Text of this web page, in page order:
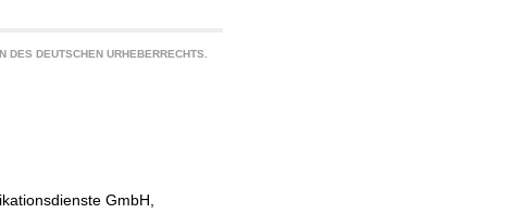
DES DEUTSCHEN URHEBERRECHTS.
GmbH,